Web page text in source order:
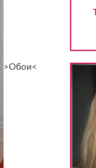
>Обои<